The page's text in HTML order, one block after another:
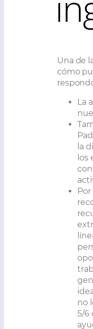
Una de
cómo
La
la
los
no
5/6